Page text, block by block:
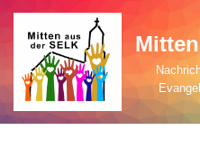
Zum
Inhalt
springen